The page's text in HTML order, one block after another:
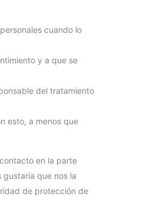
cuando lo
y a que se
del tratamiento
esto, a menos que
en la parte
que nos la
de protección de